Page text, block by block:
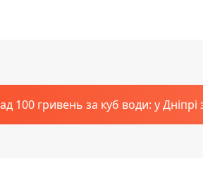
100 гривень за куб води: у